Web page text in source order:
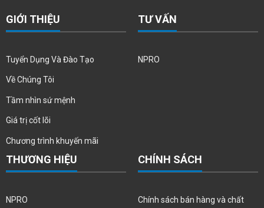
GIỚI THIỆU
Tuyển Dụng Và Đào Tạo
Về Chúng Tôi
Tầm nhìn sứ mệnh
Giá trị cốt lõi
Chương trình khuyến mãi
TƯ VẤN
NPRO
THƯƠNG HIỆU
NPRO
CHÍNH SÁCH
Chính sách bán hàng và chất